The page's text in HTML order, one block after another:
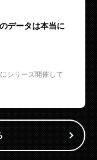
データは本当に
シリーズ開催して